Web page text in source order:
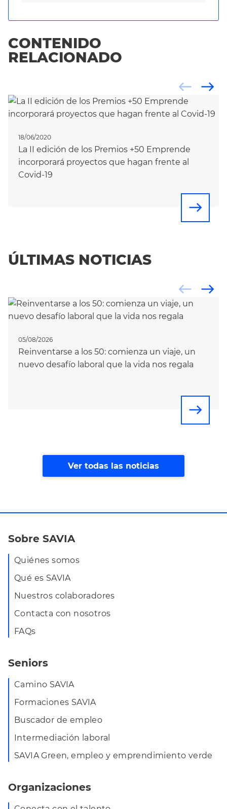
CONTENIDO
RELACIONADO
18/06/2020
La II edición de los Premios +50 Emprende
incorporará proyectos que hagan frente al
Covid-19
east
east
west
ÚLTIMAS NOTICIAS
05/08/2026
Reinventarse a los 50: comienza un viaje, un
nuevo desafío laboral que la vida nos regala
east
east
west
Ver todas las noticias
Sobre SAVIA
Quiénes somos
Qué es SAVIA
Nuestros colaboradores
Contacta con nosotros
FAQs
Seniors
Camino SAVIA
Formaciones SAVIA
Buscador de empleo
Intermediación laboral
SAVIA Green, empleo y emprendimiento verde
Organizaciones